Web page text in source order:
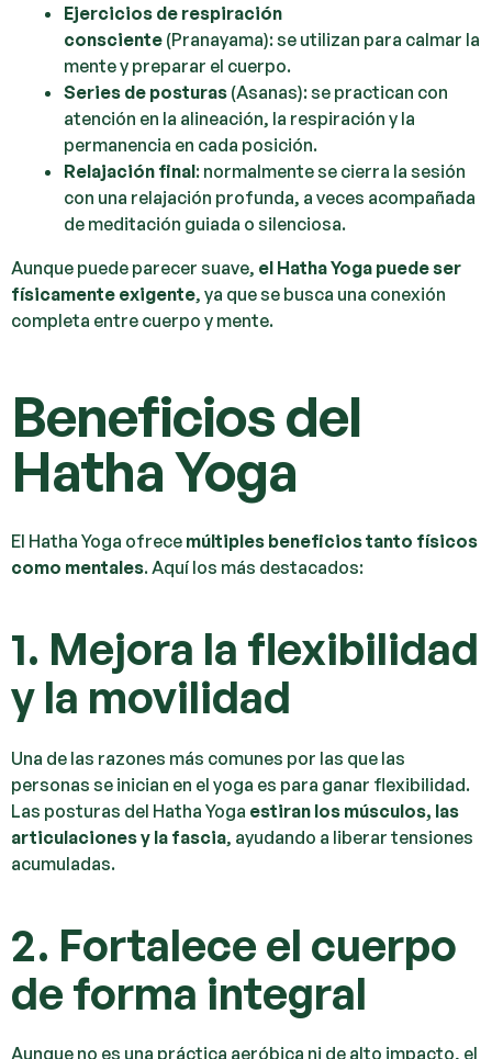
Ejercicios de respiración
consciente (Pranayama): se utilizan para calmar la
mente y preparar el cuerpo.
Series de posturas (Asanas): se practican con
atención en la alineación, la respiración y la
permanencia en cada posición.
Relajación final: normalmente se cierra la sesión
con una relajación profunda, a veces acompañada
de meditación guiada o silenciosa.
Aunque puede parecer suave, el Hatha Yoga puede ser
físicamente exigente, ya que se busca una conexión
completa entre cuerpo y mente.
Beneficios del
Hatha Yoga
El Hatha Yoga ofrece múltiples beneficios tanto físicos
como mentales. Aquí los más destacados:
1. Mejora la flexibilidad
y la movilidad
Una de las razones más comunes por las que las
personas se inician en el yoga es para ganar flexibilidad.
Las posturas del Hatha Yoga estiran los músculos, las
articulaciones y la fascia, ayudando a liberar tensiones
acumuladas.
2. Fortalece el cuerpo
de forma integral
Aunque no es una práctica aeróbica ni de alto impacto, el